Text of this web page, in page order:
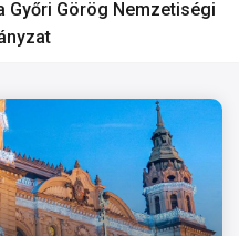
Győri Görög Nemzetiségi